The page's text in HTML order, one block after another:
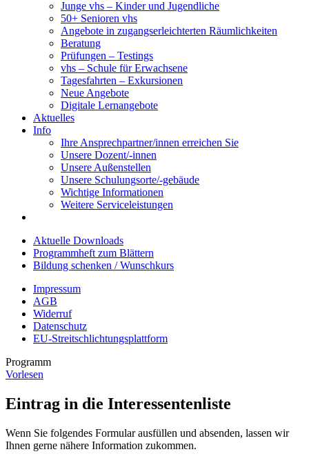
Junge vhs – Kinder und Jugendliche
50+ Senioren vhs
Angebote in zugangserleichterten Räumlichkeiten
Beratung
Prüfungen – Testings
vhs – Schule für Erwachsene
Tagesfahrten – Exkursionen
Neue Angebote
Digitale Lernangebote
Aktuelles
Info
Ihre Ansprechpartner/innen erreichen Sie
Unsere Dozent/-innen
Unsere Außenstellen
Unsere Schulungsorte/-gebäude
Wichtige Informationen
Weitere Serviceleistungen
Aktuelle Downloads
Programmheft zum Blättern
Bildung schenken / Wunschkurs
Impressum
AGB
Widerruf
Datenschutz
EU-Streitschlichtungsplattform
Programm
Vorlesen
Eintrag in die Interessentenliste
Wenn Sie folgendes Formular ausfüllen und absenden, lassen wir
Ihnen gerne nähere Information zukommen.